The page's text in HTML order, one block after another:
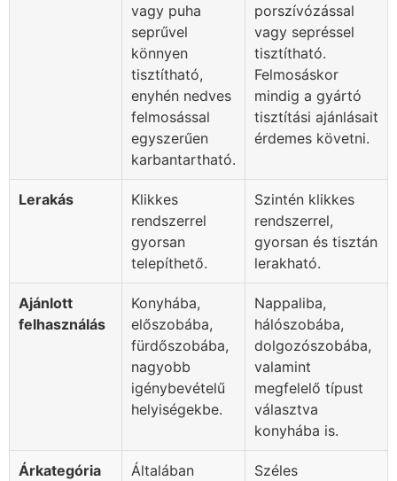
vagy puha
seprűvel
könnyen
tisztítható,
enyhén nedves
felmosással
egyszerűen
karbantartható.
porszívózással
vagy sepréssel
tisztítható.
Felmosáskor
mindig a gyártó
tisztítási ajánlásait
érdemes követni.
Lerakás
Klikkes
rendszerrel
gyorsan
telepíthető.
Szintén klikkes
rendszerrel,
gyorsan és tisztán
lerakható.
Ajánlott
felhasználás
Konyhába,
előszobába,
fürdőszobába,
nagyobb
igénybevételű
helyiségekbe.
Nappaliba,
hálószobába,
dolgozószobába,
valamint
megfelelő típust
választva
konyhába is.
Árkategória
Általában
Széles